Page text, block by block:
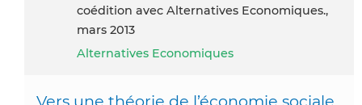
coédition avec Alternatives Economiques.,
mars 2013
Alternatives Economiques
Vers une théorie de l’économie sociale